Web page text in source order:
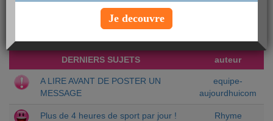
Chercher un sujet particulier :
DERNIERS SUJETS auteur
A LIRE AVANT DE POSTER UN
MESSAGE
equipe-
aujourdhuicom
Plus de 4 heures de sport par jour ! Rhyme
Je decouvre